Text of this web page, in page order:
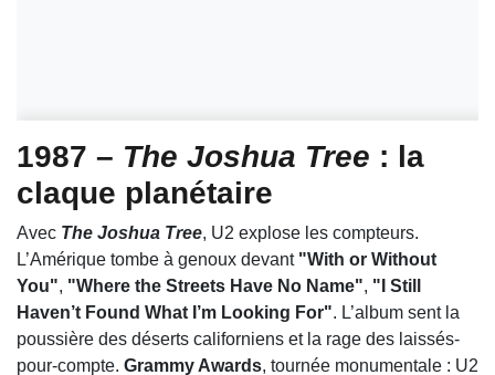
1987 – The Joshua Tree : la
claque planétaire
Avec The Joshua Tree, U2 explose les compteurs.
L’Amérique tombe à genoux devant "With or Without
You", "Where the Streets Have No Name", "I Still
Haven’t Found What I’m Looking For". L’album sent la
poussière des déserts californiens et la rage des laissés-
pour-compte. Grammy Awards, tournée monumentale : U2